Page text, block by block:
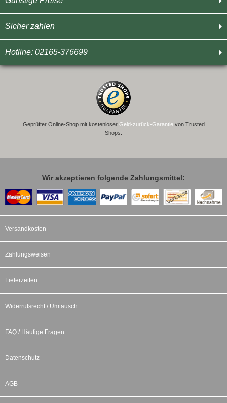
Sicher zahlen
Hotline: 02165-376699
Geprüfter Online-Shop mit kostenloser Geld-zurück-Garantievon Trusted
Shops.
Wir akzeptieren folgende Zahlungsmittel:
Versandkosten
Zahlungsweisen
Lieferzeiten
Widerrufsrecht / Umtausch
FAQ / Häufige Fragen
Datenschutz
AGB